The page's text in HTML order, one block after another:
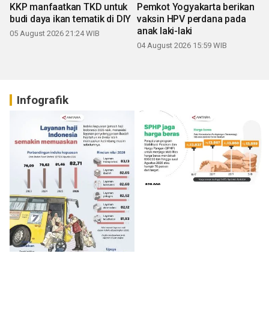
KKP manfaatkan TKD untuk
budi daya ikan tematik di DIY
05 August 2026 21:24 WIB
Pemkot Yogyakarta berikan
vaksin HPV perdana pada
anak laki-laki
04 August 2026 15:59 WIB
Infografik